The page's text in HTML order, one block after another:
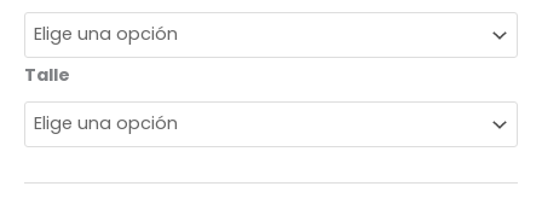
Talle